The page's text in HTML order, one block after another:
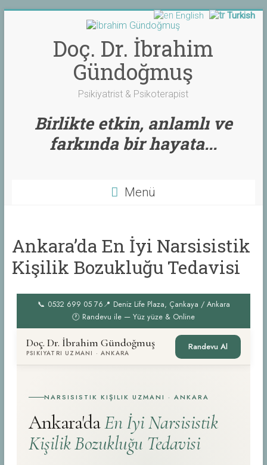
Doç. Dr. İbrahim
Gündoğmuş
Psikiyatrist & Psikoterapist
Birlikte etkin, anlamlı ve
farkında bir hayata...
Menü
Ankara’da En İyi Narsisistik
Kişilik Bozukluğu Tedavisi
English Turkish